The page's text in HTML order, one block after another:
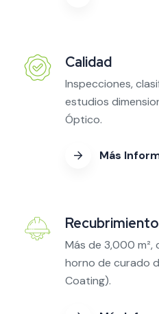
Calidad
Inspecciones,
estudios
Óptico.
Más
Más de 3,000
horno de curado
Coating).